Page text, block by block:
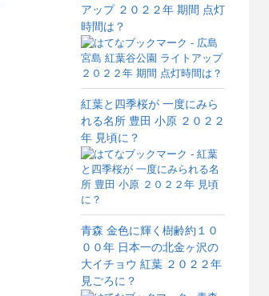
アップ ２０２２年 期間 点灯
時間は？
紅葉と四季桜が 一度にみら
れる名所 豊田 小原 ２０２２
年 見頃に？
青森 金色に輝く樹齢約１０
００年 日本一の北金ヶ沢の
大イチョウ 紅葉 ２０２２年
見ごろに？